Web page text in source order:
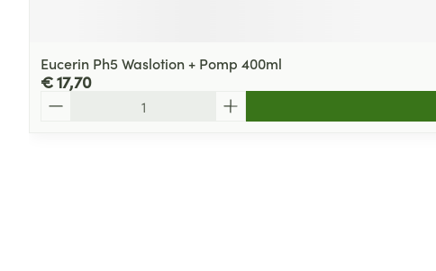
Eucerin Ph5 Waslotion + Pomp 400ml
€ 17,70